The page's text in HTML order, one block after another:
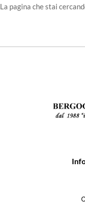
La pagina che stai